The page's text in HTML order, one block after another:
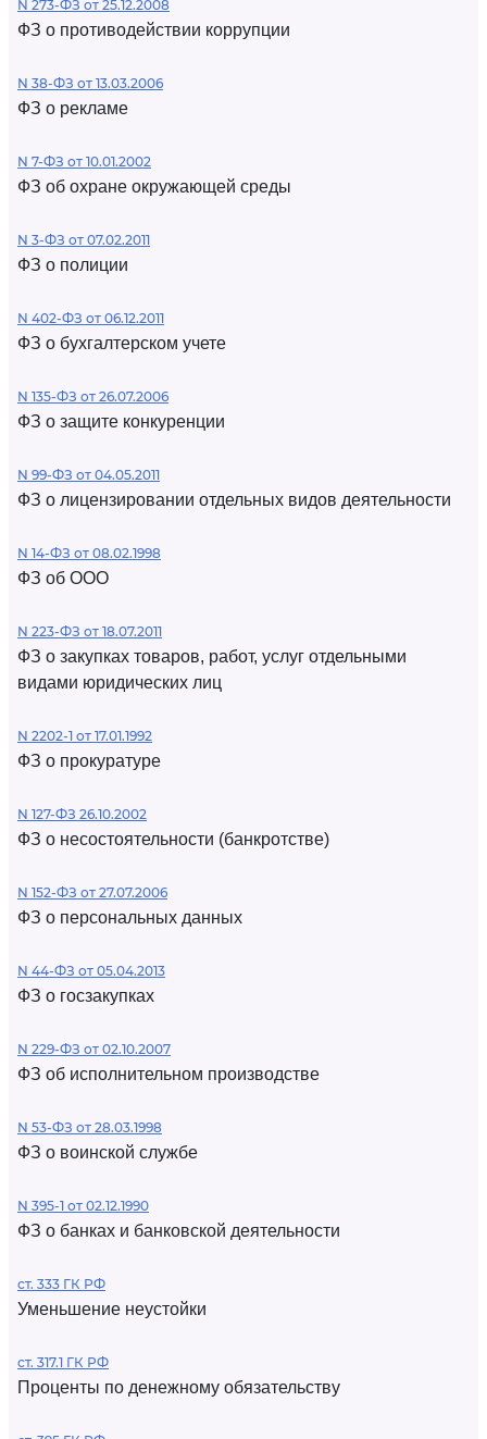
N 273-ФЗ от 25.12.2008
ФЗ о противодействии коррупции
N 38-ФЗ от 13.03.2006
ФЗ о рекламе
N 7-ФЗ от 10.01.2002
ФЗ об охране окружающей среды
N 3-ФЗ от 07.02.2011
ФЗ о полиции
N 402-ФЗ от 06.12.2011
ФЗ о бухгалтерском учете
N 135-ФЗ от 26.07.2006
ФЗ о защите конкуренции
N 99-ФЗ от 04.05.2011
ФЗ о лицензировании отдельных видов деятельности
N 14-ФЗ от 08.02.1998
ФЗ об ООО
N 223-ФЗ от 18.07.2011
ФЗ о закупках товаров, работ, услуг отдельными
видами юридических лиц
N 2202-1 от 17.01.1992
ФЗ о прокуратуре
N 127-ФЗ 26.10.2002
ФЗ о несостоятельности (банкротстве)
N 152-ФЗ от 27.07.2006
ФЗ о персональных данных
N 44-ФЗ от 05.04.2013
ФЗ о госзакупках
N 229-ФЗ от 02.10.2007
ФЗ об исполнительном производстве
N 53-ФЗ от 28.03.1998
ФЗ о воинской службе
N 395-1 от 02.12.1990
ФЗ о банках и банковской деятельности
ст. 333 ГК РФ
Уменьшение неустойки
ст. 317.1 ГК РФ
Проценты по денежному обязательству